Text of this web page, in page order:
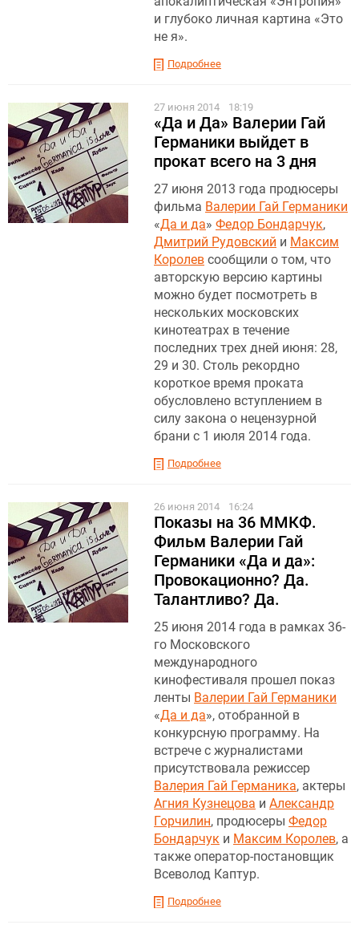
и глубоко личная картина «Это
не я».
Подробнее
27 июня 2014 18:19
«Да и Да» Валерии Гай
Германики выйдет в
прокат всего на 3 дня
27 июня 2013 года продюсеры
фильма Валерии Гай Германики
«Да и да» Федор Бондарчук,
Дмитрий Рудовский и Максим
Королев сообщили о том, что
авторскую версию картины
можно будет посмотреть в
нескольких московских
кинотеатрах в течение
последних трех дней июня: 28,
29 и 30. Столь рекордно
короткое время проката
обусловлено вступлением в
силу закона о нецензурной
брани с 1 июля 2014 года.
Подробнее
26 июня 2014 16:24
Показы на 36 ММКФ.
Фильм Валерии Гай
Германики «Да и да»:
Провокационно? Да.
Талантливо? Да.
25 июня 2014 года в рамках 36-
го Московского
международного
кинофестиваля прошел показ
ленты Валерии Гай Германики
«Да и да», отобранной в
конкурсную программу. На
встрече с журналистами
присутствовала режиссер
Валерия Гай Германика, актеры
Агния Кузнецова и Александр
Горчилин, продюсеры Федор
Бондарчук и Максим Королев, а
также оператор-постановщик
Всеволод Каптур.
Подробнее